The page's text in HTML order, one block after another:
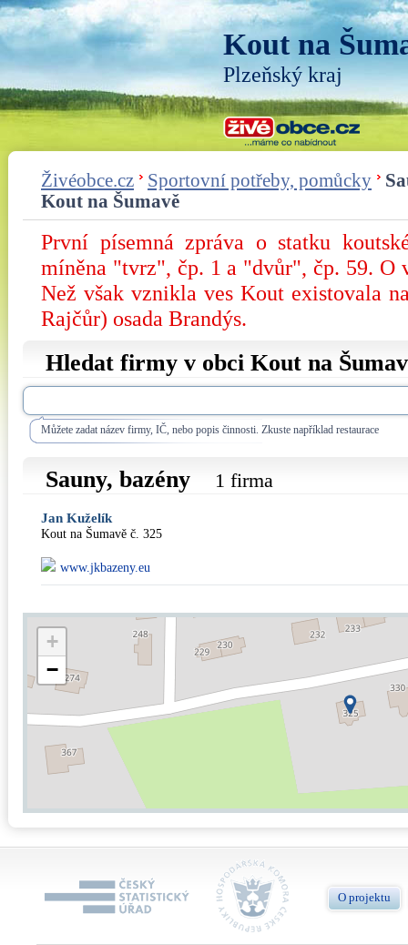
Kout na
Plzeňský kraj
Živéobce.cz Sportovní potřeby, pomůcky
Kout na Šumavě
První písemná zpráva o statku
míněna "tvrz", čp. 1 a "dvůr", čp. 59. O
Než však vznikla ves Kout existovala
Rajčůr) osada Brandýs.
Hledat firmy v obci Kout na
Můžete zadat název firmy, IČ, nebo popis činnosti. Zkuste například restaurace
Sauny, bazény 1 firma
Jan Kuželík
Kout na Šumavě č. 325
www.jkbazeny.eu
+
−
O projektu